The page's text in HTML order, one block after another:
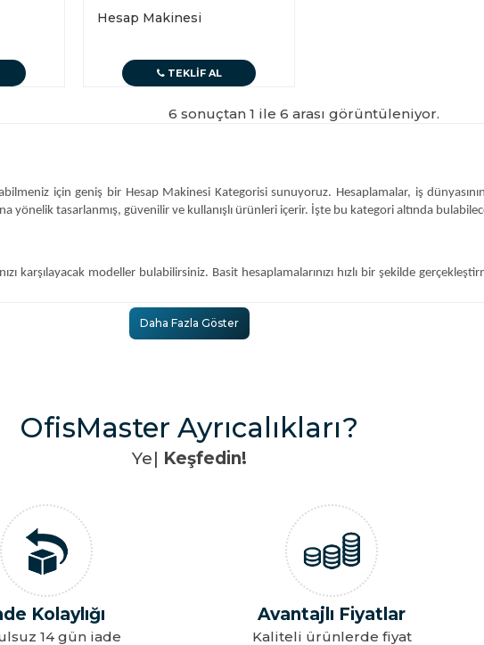
Hesap Makinesi
TEKLIF AL
6 sonuçtan 1 ile 6 arası görüntüleniyor.
için geniş bir Hesap Makinesi Kategorisi sunuyoruz. Hesaplamalar, iş
yönelik tasarlanmış, güvenilir ve kullanışlı ürünleri içerir. İşte bu kategori altında
karşılayacak modeller bulabilirsiniz. Basit hesaplamalarınızı hızlı bir şekilde
yapabilmeniz için geniş bir yelpaze sunar. Özel hesaplamalar, yüzde
modelleri uygun fiyatlarla sunar. İşlevselliği ve kaliteyi bir araya getirerek hesap
imzasını taşıyan özel ürünlerdir. Logo veya özel bir mesajla kişiselleştirilmiş baskılı
Daha Fazla Göster
OfisMaster Ayrıcalıkları?
eni | Keşfedin!
Avantajlı Fiyatlar
Kaliteli ürünlerde fiyat
Zamandan Tasarruf
Zaman, maliyet ve iş